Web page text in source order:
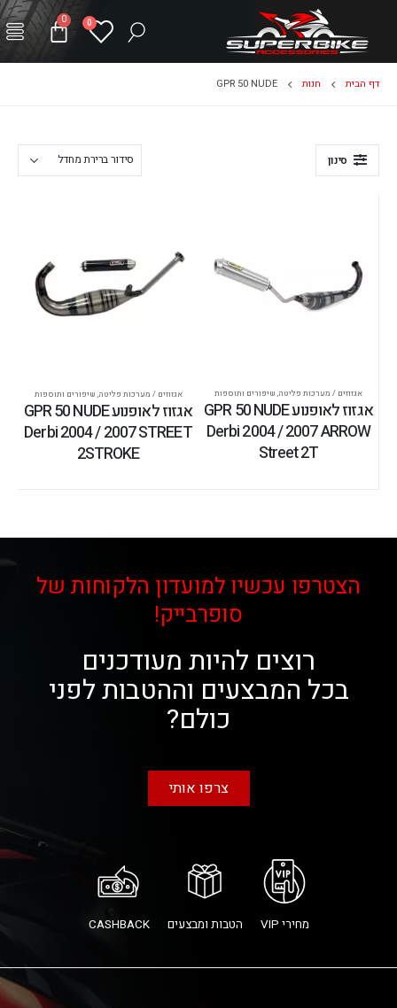
0
0
דף הבית חנות GPR 50 NUDE
סינון
אגזוזים / מערכות פליטה, שיפורים ותוספות
אגזוז לאופנוע GPR 50 NUDE
Derbi 2004 / 2007 ARROW
Street 2T
אגזוזים / מערכות פליטה, שיפורים ותוספות
אגזוז לאופנוע GPR 50 NUDE
Derbi 2004 / 2007 STREET
2STROKE
הצטרפו עכשיו למועדון הלקוחות של
סופרבייק!
רוצים להיות מעודכנים
בכל המבצעים וההטבות לפני
כולם?
צרפו אותי
מחירי VIP הטבות ומבצעים CASHBACK